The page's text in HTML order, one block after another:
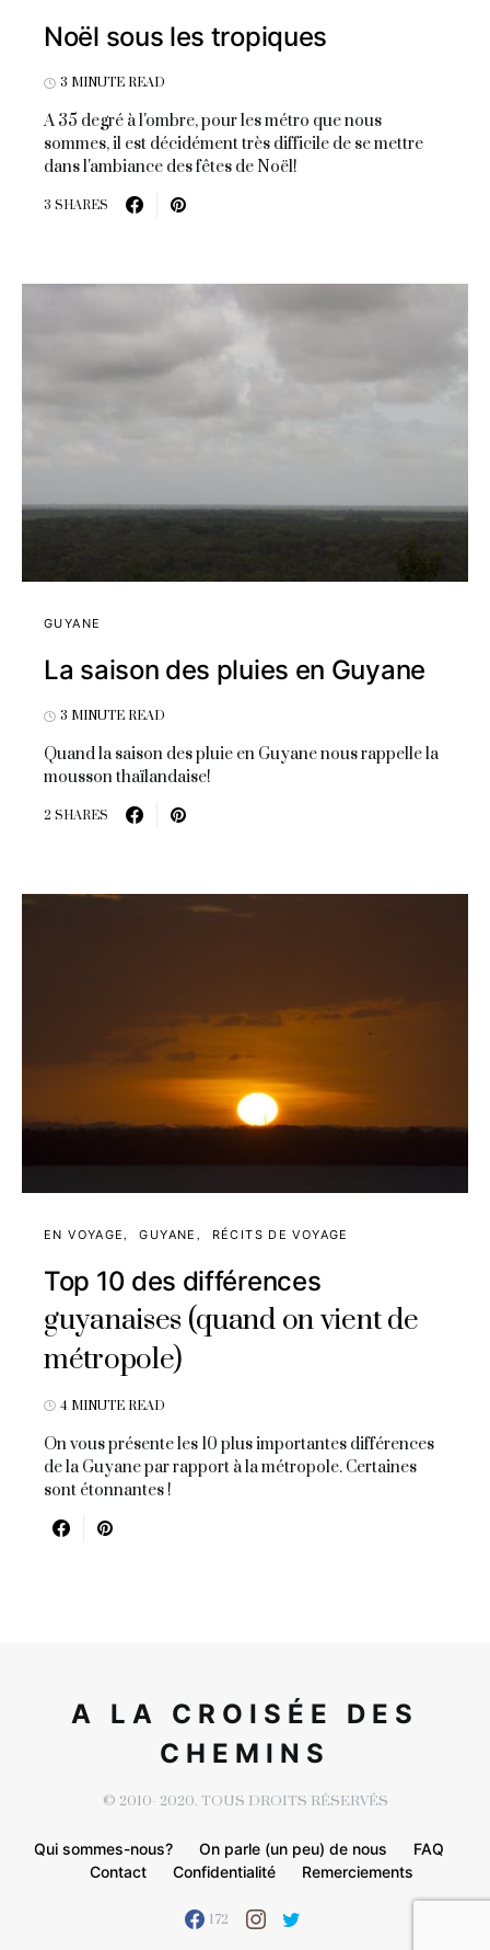
Noël sous les tropiques
3 MINUTE READ
A 35 degré à l'ombre, pour les métro que nous
sommes, il est décidément très difficile de se mettre
dans l'ambiance des fêtes de Noël!
3 SHARES
GUYANE
La saison des pluies en Guyane
3 MINUTE READ
Quand la saison des pluie en Guyane nous rappelle la
mousson thaïlandaise!
2 SHARES
EN VOYAGE GUYANE RÉCITS DE VOYAGE
Top 10 des différences
guyanaises (quand on vient de
métropole)
4 MINUTE READ
On vous présente les 10 plus importantes différences
de la Guyane par rapport à la métropole. Certaines
sont étonnantes !
A LA CROISÉE DES
CHEMINS
© 2010- 2020. TOUS DROITS RÉSERVÉS
Qui sommes-nous? On parle (un peu) de nous
FAQ
Contact
Confidentialité Remerciements
172